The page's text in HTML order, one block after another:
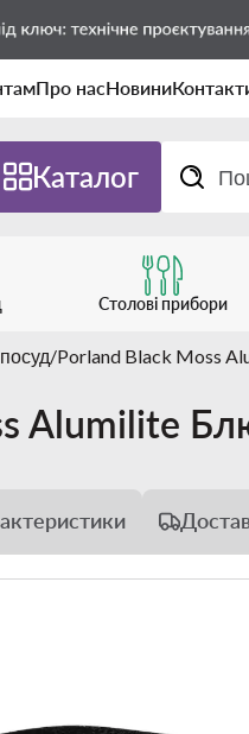
Про насНовини
Каталог
Столові прибори
Porland Black Moss
Alumilite